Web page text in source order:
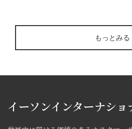
もっとみる
イーソンインターナショ